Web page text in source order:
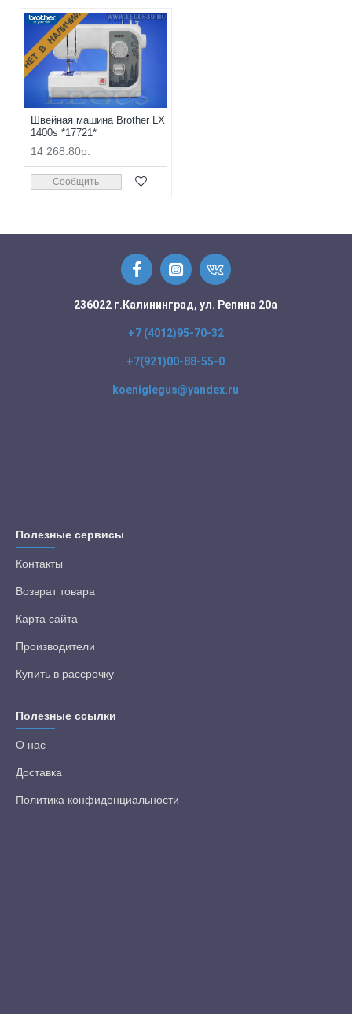
НЕТ В НАЛИЧИИ
Швейная машина Brother LX
1400s *17721*
14 268.80р.
Сообщить
236022 г.Калининград, ул. Репина 20а
+7 (4012)95-70-32
+7(921)00-88-55-0
koeniglegus@yandex.ru
Полезные сервисы
Контакты
Возврат товара
Карта сайта
Производители
Купить в рассрочку
Полезные ссылки
О нас
Доставка
Политика конфиденциальности